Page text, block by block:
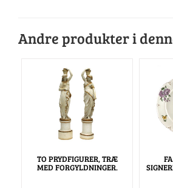
Andre produkter i
TO PRYDFIGURER, TRÆ
MED FORGYLDNINGER.